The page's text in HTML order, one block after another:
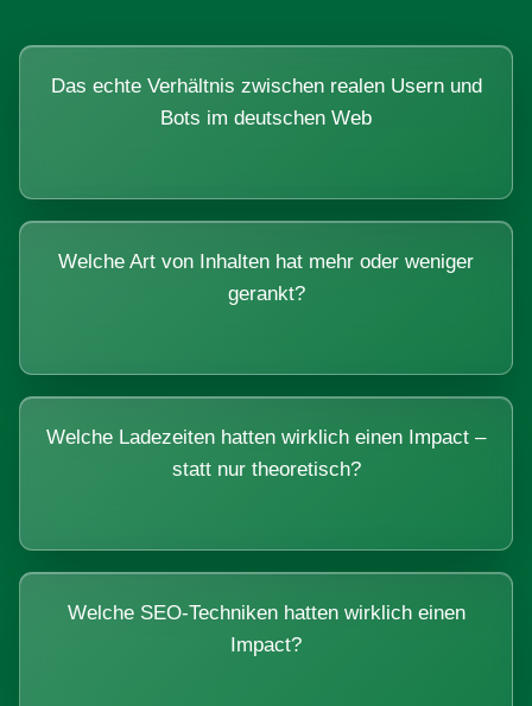
Das echte Verhältnis zwischen realen Usern und
Bots im deutschen Web
Welche Art von Inhalten hat mehr oder weniger
gerankt?
Welche Ladezeiten hatten wirklich einen Impact –
statt nur theoretisch?
Welche SEO-Techniken hatten wirklich einen
Impact?